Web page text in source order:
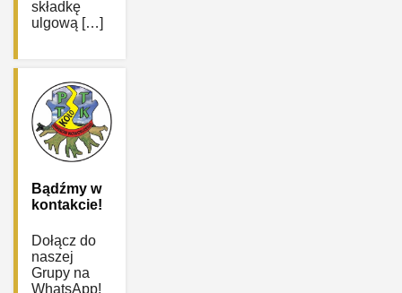
składkę
ulgową […]
Bądźmy w
kontakcie!
Dołącz do
naszej
Grupy na
WhatsApp!